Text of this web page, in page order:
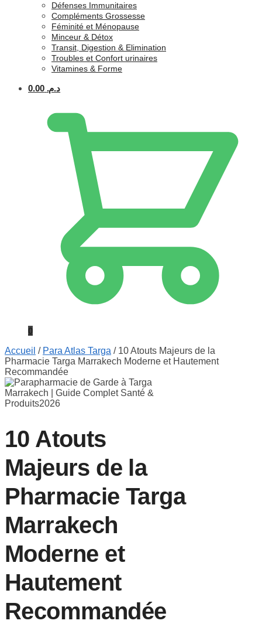
Défenses Immunitaires
Compléments Grossesse
Féminité et Ménopause
Minceur & Détox
Transit, Digestion & Elimination
Troubles et Confort urinaires
Vitamines & Forme
د.م. 0.00
0
Accueil / Para Atlas Targa / 10 Atouts Majeurs de la
Pharmacie Targa Marrakech Moderne et Hautement
Recommandée
10 Atouts
Majeurs de la
Pharmacie Targa
Marrakech
Moderne et
Hautement
Recommandée